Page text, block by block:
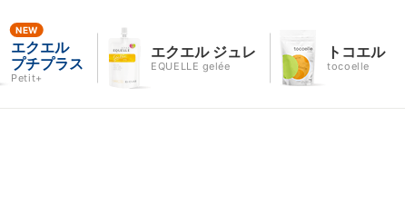
エクエル
プチプラス
Petit+
エクエル ジュレ
EQUELLE gelée
トコエル
tocoelle